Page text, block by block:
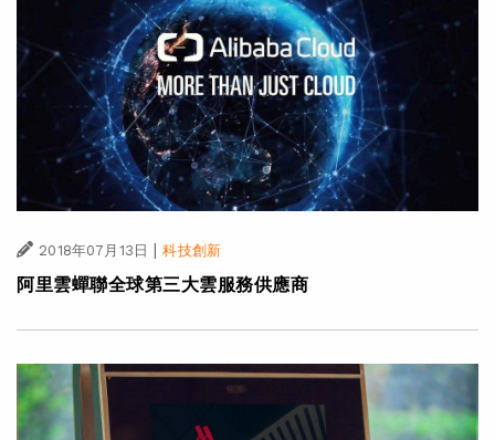
2018年07月13日 | 科技創新
阿里雲蟬聯全球第三大雲服務供應商